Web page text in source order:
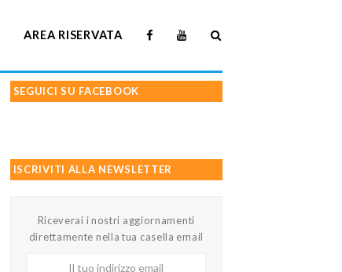
AREA RISERVATA
SEGUICI SU FACEBOOK
ISCRIVITI ALLA NEWSLETTER
Riceverai i nostri aggiornamenti
direttamente nella tua casella email